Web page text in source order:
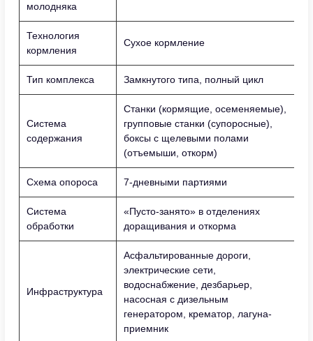
молодняка
Технология
кормления
Сухое кормление
Тип комплекса Замкнутого типа, полный цикл
Система
содержания
Станки (кормящие, осеменяемые),
групповые станки (супоросные),
боксы с щелевыми полами
(отъемыши, откорм)
Схема опороса 7-дневными партиями
Система
обработки
«Пусто-занято» в отделениях
доращивания и откорма
Инфраструктура
Асфальтированные дороги,
электрические сети,
водоснабжение, дезбарьер,
насосная с дизельным
генератором, крематор, лагуна-
приемник